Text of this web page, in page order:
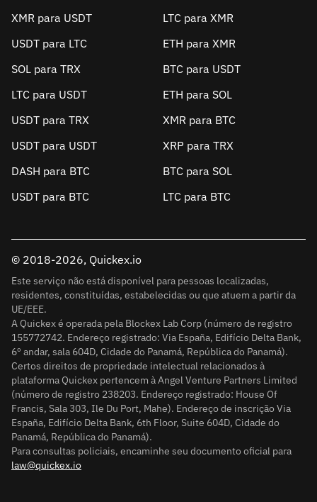
XMR para USDT
LTC para XMR
USDT para LTC
ETH para XMR
SOL para TRX
BTC para USDT
LTC para USDT
ETH para SOL
USDT para TRX
XMR para BTC
USDT para USDT
XRP para TRX
DASH para BTC
BTC para SOL
USDT para BTC
LTC para BTC
© 2018-2026, Quickex.io
Este serviço não está disponível para pessoas localizadas,
residentes, constituídas, estabelecidas ou que atuem a partir da
UE/EEE.
A Quickex é operada pela Blockex Lab Corp (número de registro
155772742. Endereço registrado: Via España, Edifício Delta Bank,
6º andar, sala 604D, Cidade do Panamá, República do Panamá).
Certos direitos de propriedade intelectual relacionados à
plataforma Quickex pertencem à Angel Venture Partners Limited
(número de registro 238203. Endereço registrado: House Of
Francis, Sala 303, Ile Du Port, Mahe). Endereço de inscrição Via
España, Edifício Delta Bank, 6th Floor, Suite 604D, Cidade do
Panamá, República do Panamá).
Para consultas policiais, encaminhe seu documento oficial para
law@quickex.io